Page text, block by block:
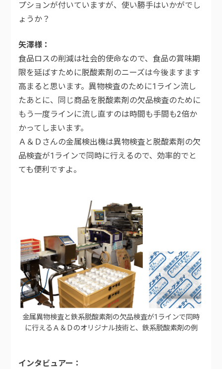
プションが付いていますが、使い勝手はいかがでし
ょうか？
矢澤様
食品ロスの削減は社会的使命なので、食品の賞味期
限を延ばすために脱酸素剤のニーズは今後ますます
高まると思います。異物検査のために1ライン流し
たあとに、同じ商品を脱酸素剤の欠品検査のために
もう一度ラインに流し直すのは時間も手間も2倍か
かってしまいます。
Ａ＆Ｄさんの金属検出機は異物検査と脱酸素剤の欠
品検査が1ラインで同時に行えるので、効率的でと
ても便利ですよ。
金属異物検査と鉄系脱酸素剤の欠品検査が1ラインで同時
に行えるＡ＆Ｄのオリジナル技術と、鉄系脱酸素剤の例
インタビュアー